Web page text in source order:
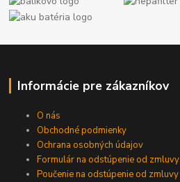
Informácie pre zákazníkov
O nás
Obchodné podmienky
Ochrana osobných údajov
Formulár na odstúpenie od zmluvy
Poučenie na odstúpenie od zmluvy